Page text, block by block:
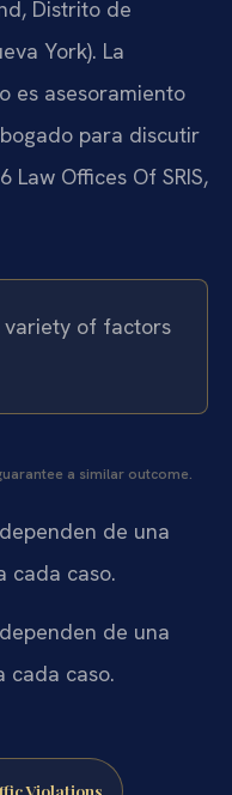
Distrito de
York). La
es asesoramiento
para discutir
Offices Of SRIS,
variety of factors
a similar outcome.
de una
cada caso.
de una
cada caso.
Violations